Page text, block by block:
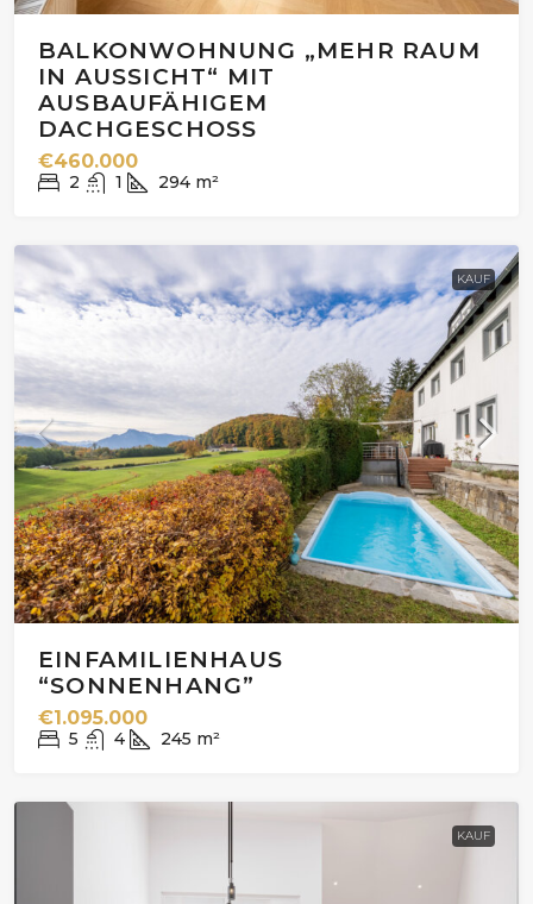
BALKONWOHNUNG „MEHR RAUM
IN AUSSICHT“ MIT
AUSBAUFÄHIGEM
DACHGESCHOSS
€460.000
2 1 294 m²
KAUF
EINFAMILIENHAUS
“SONNENHANG”
€1.095.000
5 4 245 m²
KAUF